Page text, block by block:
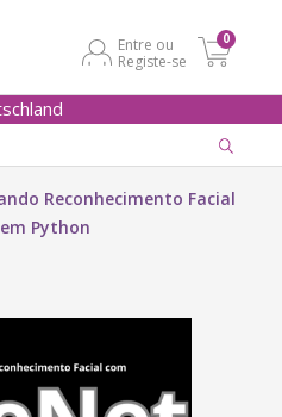
Entre ou
Registe-se
0
Reconhecimento Facial
Python